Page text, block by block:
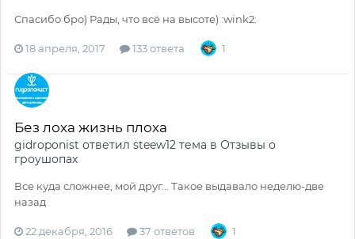
Спасибо бро) Рады, что всё на высоте) :wink2:
18 апреля, 2017 133 ответа 1
Без лоха жизнь плоха
gidroponist ответил steew12 тема в Отзывы о
гроушопах
Все куда сложнее, мой друг... Такое выдавало неделю-две
назад
22 декабря, 2016 37 ответов 1